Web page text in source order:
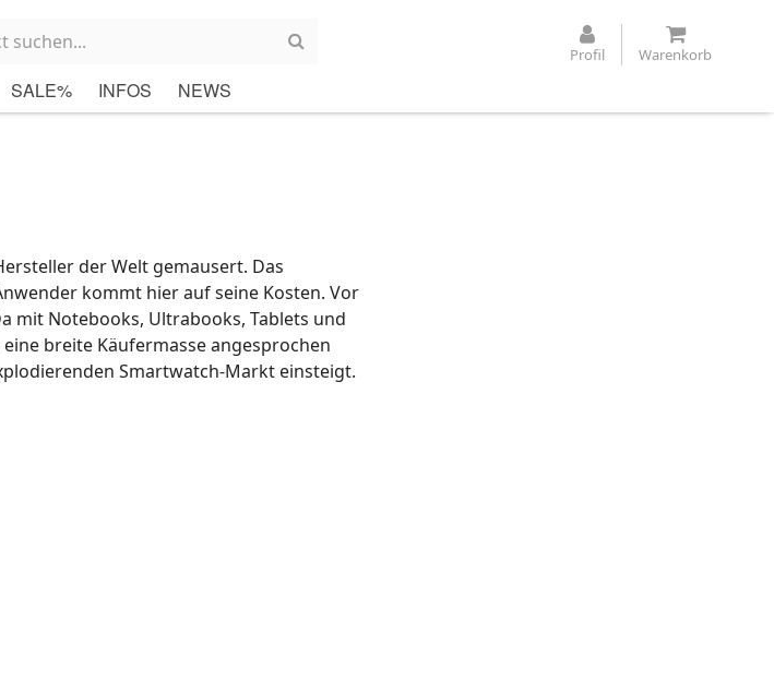
Profil Warenkorb
SALE% INFOS NEWS
der Welt gemausert. Das
kommt hier auf seine Kosten. Vor
mit Notebooks, Ultrabooks, Tablets und
breite Käufermasse angesprochen
Smartwatch-Markt einsteigt.